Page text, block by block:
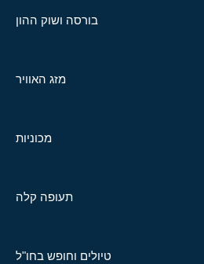
בורסה ושוק ההון
מזג האוויר
מכוניות
תעופה קלה
טיולים וחופש בחו"ל